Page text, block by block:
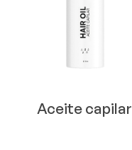
Aceite capilar